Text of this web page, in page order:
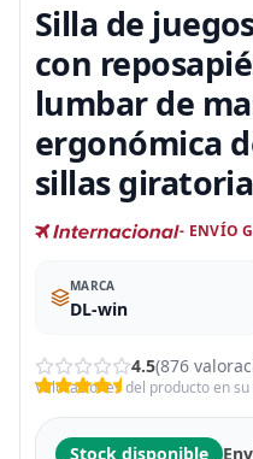
Silla de
con
lumbar de
ergonómica
sillas
- ENVÍO
MARCA
DL-win
4.5(876
Valoraciones del producto en
Stock disponible